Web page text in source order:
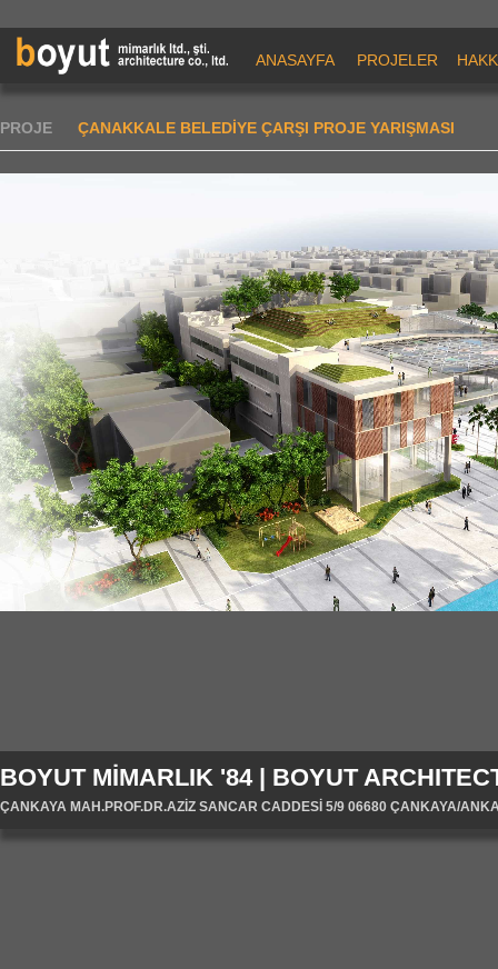
ANASAYFA PROJELER
PROJE ÇANAKKALE BELEDİYE ÇARŞI PROJE YARIŞMASI
BOYUT MİMARLIK '84 | BOYUT
ÇANKAYA MAH.PROF.DR.AZİZ SANCAR CADDESİ 5/9 06680 ÇANKAYA/